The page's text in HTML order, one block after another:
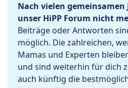
Nach vielen
unser HiPP Forum nicht
Beiträge oder Antworten
möglich. Die zahlreichen,
Mamas und Experten
und sind weiterhin für dich
auch künftig die